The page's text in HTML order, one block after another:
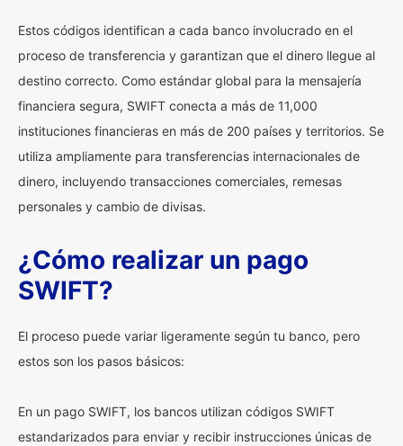
Estos códigos identifican a cada banco involucrado en el
proceso de transferencia y garantizan que el dinero llegue al
destino correcto. Como estándar global para la mensajería
financiera segura, SWIFT conecta a más de 11,000
instituciones financieras en más de 200 países y territorios. Se
utiliza ampliamente para transferencias internacionales de
dinero, incluyendo transacciones comerciales, remesas
personales y cambio de divisas.
¿Cómo realizar un pago
SWIFT?
El proceso puede variar ligeramente según tu banco, pero
estos son los pasos básicos:
En un pago SWIFT, los bancos utilizan códigos SWIFT
estandarizados para enviar y recibir instrucciones únicas de